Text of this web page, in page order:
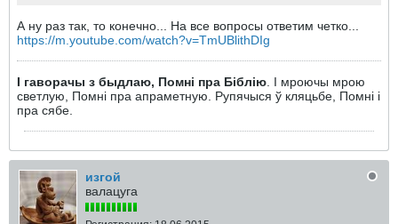
А ну раз так, то конечно... На все вопросы ответим четко...
https://m.youtube.com/watch?v=TmUBlithDIg
I гаворачы з быдлаю, Помні пра Біблію . I мроючы мрою
светлую, Помні пра апраметную. Рупячыся ў кляцьбе, Помні і
пра сябе.
изгой
валацуга